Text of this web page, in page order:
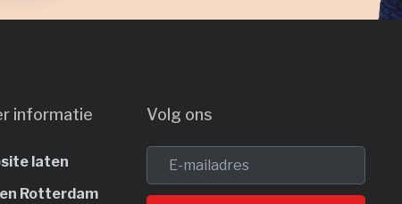
informatie
laten
Rotterdam
Volg ons